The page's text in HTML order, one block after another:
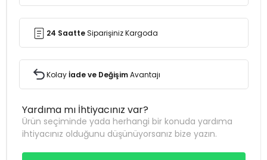
24 SaatteSiparişiniz Kargoda
Kolayİade ve DeğişimAvantajı
Yardıma mı İhtiyacınız var?
Ürün seçiminde yada herhangi bir konuda yardıma
ihtiyacınız olduğunu düşünüyorsanız bize yazın.